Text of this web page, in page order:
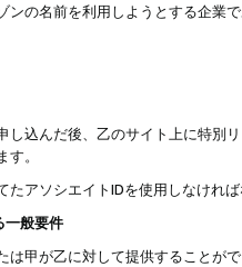
ンの名前を利用しようとする企業
し込んだ後、乙のサイト上に特別
。
たアソシエイトIDを使用しなけれ
一般要件
は甲が乙に対して提供することが